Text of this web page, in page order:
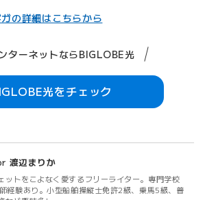
の詳細はこちらから
ターネットならBIGLOBE光
光をチェック
渡辺まりか
ットをこよなく愛するフリーライター。専門学校
経験あり。小型船舶操縦士免許2級、乗馬5級、普